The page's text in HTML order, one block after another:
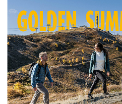
Region:
Gebirge: